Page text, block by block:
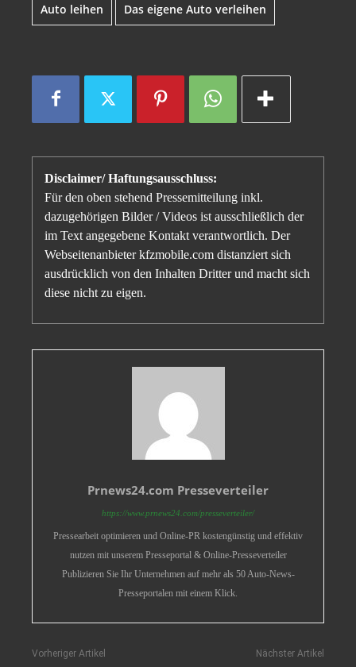
Auto leihen Das eigene Auto verleihen
Disclaimer/ Haftungsausschluss:
Für den oben stehend Pressemitteilung inkl.
dazugehörigen Bilder / Videos ist ausschließlich der
im Text angegebene Kontakt verantwortlich. Der
Webseitenanbieter kfzmobile.com distanziert sich
ausdrücklich von den Inhalten Dritter und macht sich
diese nicht zu eigen.
Prnews24.com Presseverteiler
https://www.prnews24.com/presseverteiler/
Pressearbeit optimieren und Online-PR kostengünstig und effektiv
nutzen mit unserem Presseportal & Online-Presseverteiler
Publizieren Sie Ihr Unternehmen auf mehr als 50 Auto-News-
Presseportalen mit einem Klick.
Vorheriger Artikel Nächster Artikel